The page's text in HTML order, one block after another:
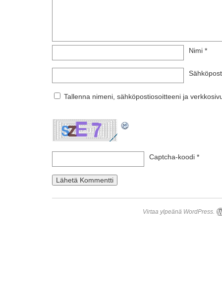
Nimi *
Tallenna nimeni, sähköpostiosoitteeni ja
Captcha-koodi *
Virtaa ylpeänä WordPress.